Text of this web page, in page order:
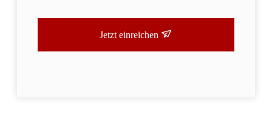
Jetzt einreichen